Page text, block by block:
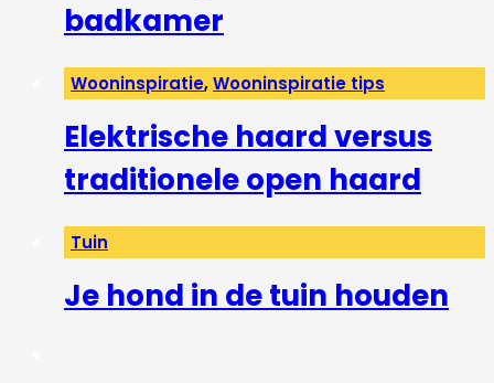
badkamer
Wooninspiratie,Wooninspiratie tips
Elektrische haard versus
traditionele open haard
Tuin
Je hond in de tuin houden